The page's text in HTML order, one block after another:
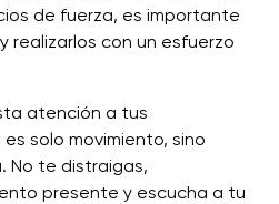
de fuerza, es importante
realizarlos con un esfuerzo
atención a tus
solo movimiento, sino
No te distraigas,
presente y escucha a tu